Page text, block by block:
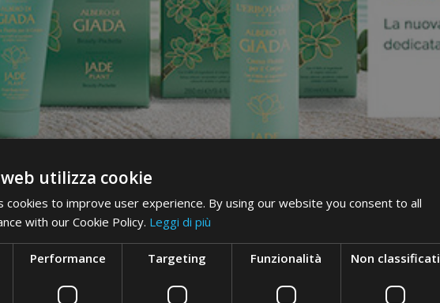
utilizza cookie
cookies to improve user experience. By using our website you consent to all
with our Cookie Policy. Leggi di più
Performance Targeting Funzionalità Non classificati